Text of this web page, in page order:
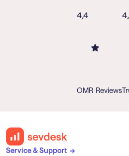
4,4
OMR Reviews
Service & Support →